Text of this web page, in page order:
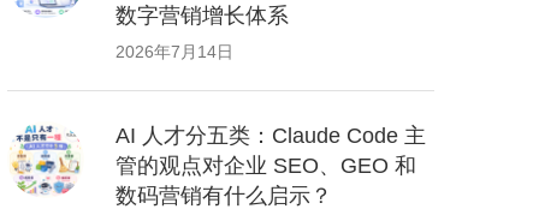
数字营销增长体系
2026年7月14日
AI 人才分五类：Claude Code 主
管的观点对企业 SEO、GEO 和
数码营销有什么启示？